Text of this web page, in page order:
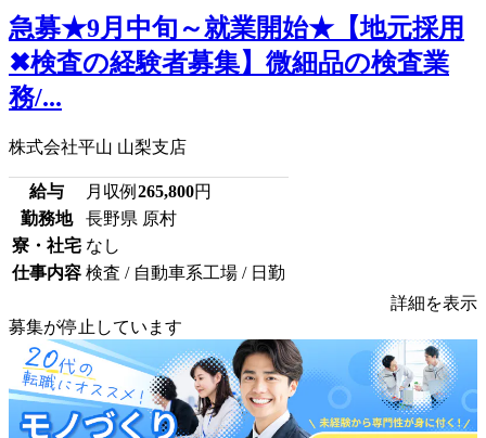
急募★9月中旬～就業開始★【地元採用
✖検査の経験者募集】微細品の検査業
務/...
株式会社平山 山梨支店
給与 月収例 265,800円
勤務地
長野県 原村
寮・社宅 なし
仕事内容 検査 / 自動車系工場 / 日勤
詳細を表示
募集が停止しています